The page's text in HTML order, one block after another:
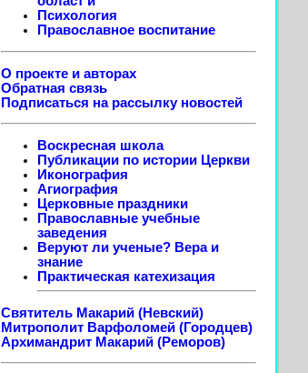
Психология
Православное воспитание
О проекте и авторах
Обратная связь
Подписаться на рассылку новостей
Воскресная школа
Публикации по истории Церкви
Иконография
Агиография
Церковные праздники
Православные учебные
заведения
Веруют ли ученые? Вера и
знание
Практическая катехизация
Святитель Макарий (Невский)
Митрополит Варфоломей (Городцев)
Архимандрит Макарий (Реморов)